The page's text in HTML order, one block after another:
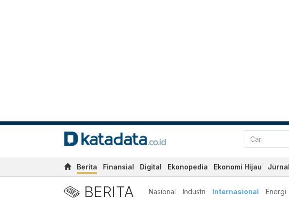
Berita Finansial Digital Ekonopedia Ekonomi Hijau
BERITA Nasional Industri Internasional Energi